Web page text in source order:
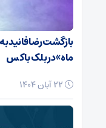
بازگشت رضا فانید
ماه» در بلک باکس